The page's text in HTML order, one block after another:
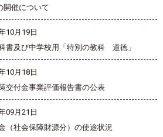
開催について
10月19日
書及び中学校用「特別の教科 道徳」
10月18日
交付金事業評価報告書の公表
09月21日
（社会保障財源分）の使途状況